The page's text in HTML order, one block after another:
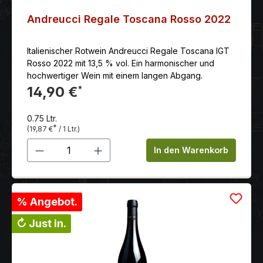
Andreucci Regale Toscana Rosso 2022
Italienischer Rotwein Andreucci Regale Toscana IGT
Rosso 2022 mit 13,5 % vol. Ein harmonischer und
hochwertiger Wein mit einem langen Abgang.
14,90 €*
0.75 Ltr.
(19,87 €* / 1 Ltr.)
Produkt Anzahl: Gib denIn den Warenkorb
% Angebot.
↻ Just in.